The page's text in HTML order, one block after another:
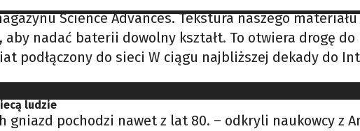
Science Advances. Tekstura naszego
aby nadać baterii dowolny kształt. To otwiera drogę
podłączony do sieci W ciągu najbliższej dekady do
ludzie
pochodzi nawet z lat 80. – odkryli naukowcy z